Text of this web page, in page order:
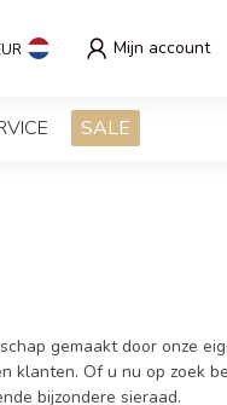
Mijn account
SALE
gemaakt door onze
klanten. Of u nu op zoek
bijzondere sieraad.